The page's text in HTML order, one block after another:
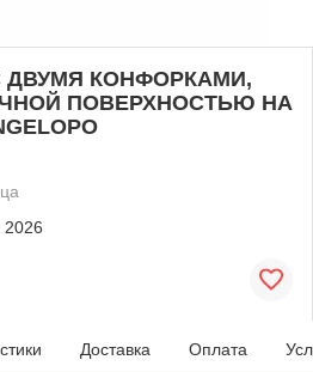
ДВУМЯ КОНФОРКАМИ,
ПОВЕРХНОСТЬЮ НА
2026
Доставка Оплата